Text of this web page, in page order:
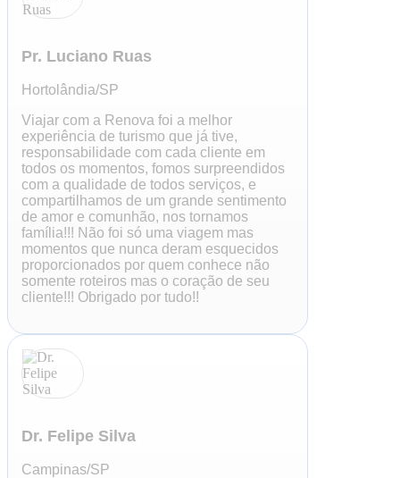
Pr. Luciano Ruas
Hortolândia/SP
Viajar com a Renova foi a melhor
experiência de turismo que já tive,
responsabilidade com cada cliente em
todos os momentos, fomos surpreendidos
com a qualidade de todos serviços, e
compartilhamos de um grande sentimento
de amor e comunhão, nos tornamos
família!!! Não foi só uma viagem mas
momentos que nunca deram esquecidos
proporcionados por quem conhece não
somente roteiros mas o coração de seu
cliente!!! Obrigado por tudo!!
Dr. Felipe Silva
Campinas/SP